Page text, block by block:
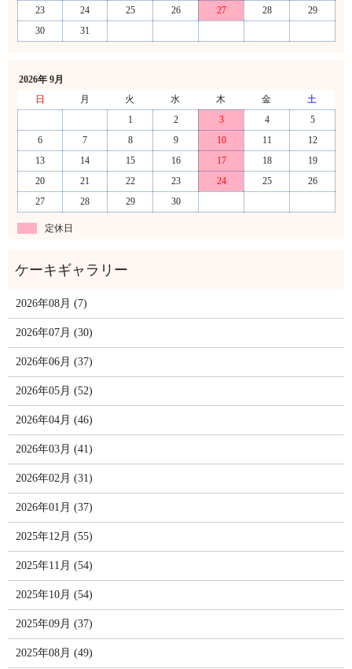
23
24 25 26 27 28
29
30
31
2026年 9月
日
月 火 水 木 金
土
1
2 3 4
5
6
7 8 9 10 11
12
13
14 15 16 17 18
19
20
21 22 23 24 25
26
27
28 29 30
定休日
2026年08月 (7)
2026年07月 (30)
2026年06月 (37)
2026年05月 (52)
2026年04月 (46)
2026年03月 (41)
2026年02月 (31)
2026年01月 (37)
2025年12月 (55)
2025年11月 (54)
2025年10月 (54)
2025年09月 (37)
2025年08月 (49)